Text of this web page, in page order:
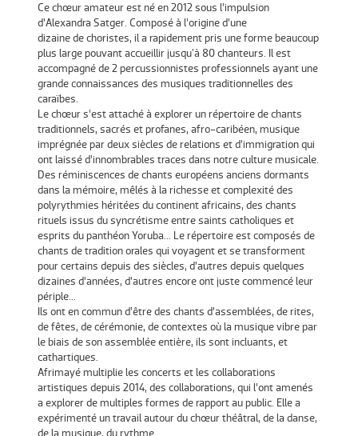
Ce chœur amateur est né en 2012 sous l’impulsion
d’Alexandra Satger. Composé à l’origine d’une
dizaine de choristes, il a rapidement pris une forme beaucoup
plus large pouvant accueillir jusqu'à 80 chanteurs. Il est
accompagné de 2 percussionnistes professionnels ayant une
grande connaissances des musiques traditionnelles des
caraïbes.
Le chœur s’est attaché à explorer un répertoire de chants
traditionnels, sacrés et profanes, afro-caribéen, musique
imprégnée par deux siècles de relations et d’immigration qui
ont laissé d’innombrables traces dans notre culture musicale.
Des réminiscences de chants européens anciens dormants
dans la mémoire, mêlés à la richesse et complexité des
polyrythmies héritées du continent africains, des chants
rituels issus du syncrétisme entre saints catholiques et
esprits du panthéon Yoruba... Le répertoire est composés de
chants de tradition orales qui voyagent et se transforment
pour certains depuis des siècles, d’autres depuis quelques
dizaines d’années, d’autres encore ont juste commencé leur
périple...
Ils ont en commun d’être des chants d’assemblées, de rites,
de fêtes, de cérémonie, de contextes où la musique vibre par
le biais de son assemblée entière, ils sont incluants, et
cathartiques.
Afrimayé multiplie les concerts et les collaborations
artistiques depuis 2014, des collaborations, qui l’ont amenés
a explorer de multiples formes de rapport au public. Elle a
expérimenté un travail autour du chœur théâtral, de la danse,